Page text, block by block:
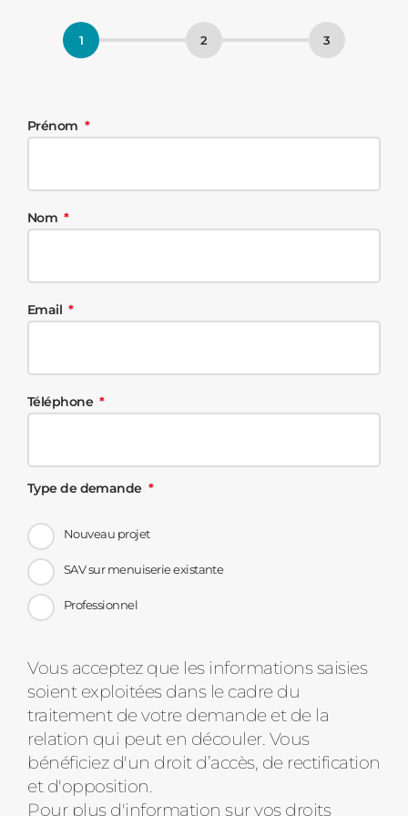
Prénom
Nom
Email
Téléphone
Type de demande
Nouveau projet
SAV sur menuiserie existante
Professionnel
Message
d'état
Vous acceptez que les informations saisies
soient exploitées dans le cadre du
traitement de votre demande et de la
relation qui peut en découler. Vous
bénéficiez d'un droit d’accès, de rectification
et d'opposition.
Pour plus d'information sur vos droits